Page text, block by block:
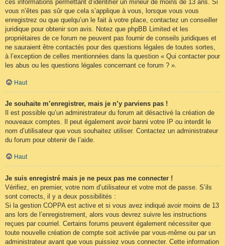
ces informations permettant d’identifier un mineur de moins de 13 ans. Si
vous n’êtes pas sûr que cela s’applique à vous, lorsque vous vous
enregistrez ou que quelqu’un le fait à votre place, contactez un conseiller
juridique pour obtenir son avis. Notez que phpBB Limited et les
propriétaires de ce forum ne peuvent pas fournir de conseils juridiques et
ne sauraient être contactés pour des questions légales de toutes sortes,
à l’exception de celles mentionnées dans la question « Qui contacter pour
les abus ou les questions légales concernant ce forum ? ».
Haut
Je souhaite m’enregistrer, mais je n’y parviens pas !
Il est possible qu’un administrateur du forum ait désactivé la création de
nouveaux comptes. Il peut également avoir banni votre IP ou interdit le
nom d’utilisateur que vous souhaitez utiliser. Contactez un administrateur
du forum pour obtenir de l’aide.
Haut
Je suis enregistré mais je ne peux pas me connecter !
Vérifiez, en premier, votre nom d’utilisateur et votre mot de passe. S’ils
sont corrects, il y a deux possibilités :
Si la gestion COPPA est active et si vous avez indiqué avoir moins de 13
ans lors de l’enregistrement, alors vous devrez suivre les instructions
reçues par courriel. Certains forums peuvent également nécessiter que
toute nouvelle création de compte soit activée par vous-même ou par un
administrateur avant que vous puissiez vous connecter. Cette information